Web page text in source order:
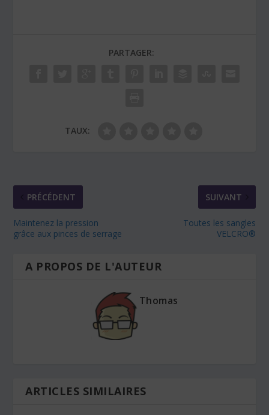
PARTAGER:
TAUX:
PRÉCÉDENT
Maintenez la pression
grâce aux pinces de serrage
SUIVANT
Toutes les sangles
VELCRO®
A PROPOS DE L'AUTEUR
Thomas
ARTICLES SIMILAIRES